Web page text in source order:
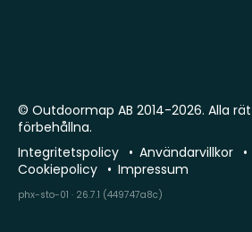
© Outdoormap AB 2014-2026. Alla
förbehållna.
Integritetspolicy
Användarvillkor
Cookiepolicy
Impressum
phx-sto-01 · 26.7.1 (449747a8c)